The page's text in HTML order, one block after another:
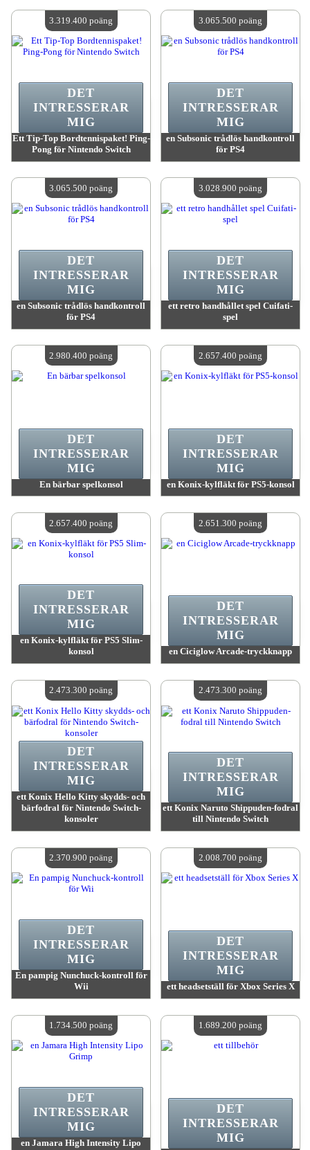
Antal tillgängliga:4
Antal tillgängliga:4
Ett Tip-Top Bordtennispaket! Ping-
Pong för Nintendo Switch
Antal tillgängliga:4
DET
INTRESSERAR
MIG
3.319.400 poäng
en Subsonic trådlös handkontroll
för PS4
Antal tillgängliga:4
DET
INTRESSERAR
MIG
3.065.500 poäng
en Subsonic trådlös handkontroll
för PS4
Antal tillgängliga:4
DET
INTRESSERAR
MIG
3.065.500 poäng
ett retro handhållet spel Cuifati-
spel
Antal tillgängliga:4
DET
INTRESSERAR
MIG
3.028.900 poäng
En bärbar spelkonsol
Antal tillgängliga:4
DET
INTRESSERAR
MIG
2.980.400 poäng
en Konix-kylfläkt för PS5-konsol
Antal tillgängliga:4
DET
INTRESSERAR
MIG
2.657.400 poäng
en Konix-kylfläkt för PS5 Slim-
konsol
Antal tillgängliga:4
DET
INTRESSERAR
MIG
2.657.400 poäng
en Ciciglow Arcade-tryckknapp
Antal tillgängliga:4
DET
INTRESSERAR
MIG
2.651.300 poäng
ett Konix Hello Kitty skydds- och
bärfodral för Nintendo Switch-
konsoler
Antal tillgängliga:4
DET
INTRESSERAR
MIG
2.473.300 poäng
ett Konix Naruto Shippuden-fodral
till Nintendo Switch
Antal tillgängliga:4
DET
INTRESSERAR
MIG
2.473.300 poäng
En pampig Nunchuck-kontroll för
Wii
Antal tillgängliga:4
DET
INTRESSERAR
MIG
2.370.900 poäng
ett headsetställ för Xbox Series X
Antal tillgängliga:4
DET
INTRESSERAR
MIG
2.008.700 poäng
en Jamara High Intensity Lipo
DET
INTRESSERAR
MIG
1.734.500 poäng
DET
INTRESSERAR
MIG
1.689.200 poäng